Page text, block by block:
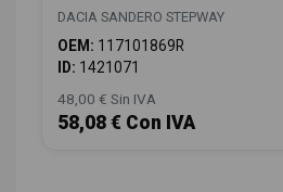
DACIA SANDERO STEPWAY
OEM: 117101869R
ID: 1421071
48,00 € Sin IVA
58,08 € Con IVA